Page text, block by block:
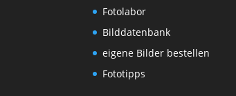
Fotolabor
Bilddatenbank
eigene Bilder bestellen
Fototipps